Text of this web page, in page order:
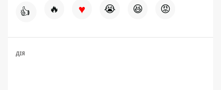
👍 🔥 ♥ 😭 😆 😡
ДІЯ